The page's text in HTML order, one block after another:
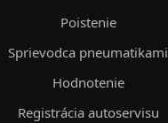
Poistenie
Sprievodca pneumatikami
Hodnotenie
Registrácia autoservisu